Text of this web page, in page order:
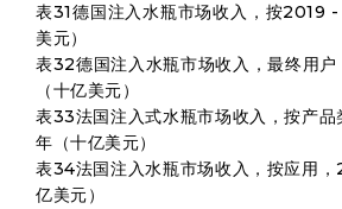
表31德国注入水瓶市场收入，按2019
美元）
表32德国注入水瓶市场收入，最终用
（十亿美元）
表33法国注入式水瓶市场收入，按产
年（十亿美元）
表34法国注入水瓶市场收入，按应用
亿美元）